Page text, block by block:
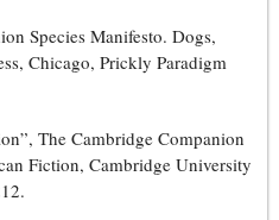
Species Manifesto. Dogs,
Chicago, Prickly Paradigm
The Cambridge Companion
Fiction, Cambridge University